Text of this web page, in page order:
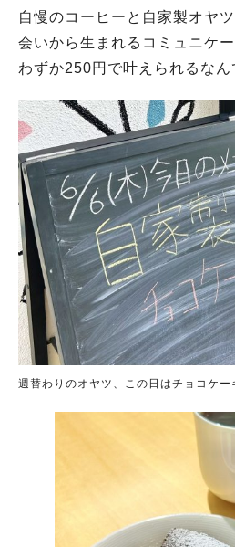
自慢のコーヒーと自家製オヤ
会いから生まれるコミュニケ
わずか250円で叶えられるなん
週替わりのオヤツ、この日はチョコケー